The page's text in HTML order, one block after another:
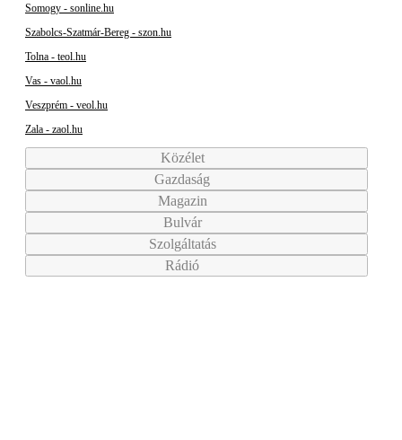
Somogy - sonline.hu
Szabolcs-Szatmár-Bereg - szon.hu
Tolna - teol.hu
Vas - vaol.hu
Veszprém - veol.hu
Zala - zaol.hu
Közélet
Gazdaság
Magazin
Bulvár
Szolgáltatás
Rádió